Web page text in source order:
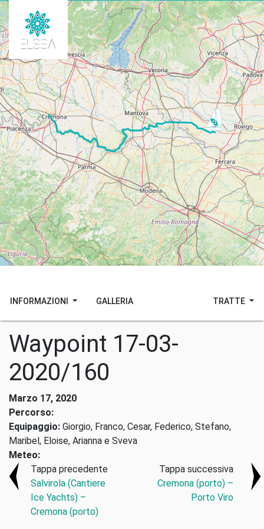
INFORMAZIONI GALLERIA TRATTE
Waypoint 17-03-
2020/160
Marzo 17, 2020
Percorso:
Equipaggio: Giorgio, Franco, Cesar, Federico, Stefano,
Maribel, Eloise, Arianna e Sveva
Meteo:
Tappa precedente
Salvirola (Cantiere
Ice Yachts) –
Cremona (porto)
Tappa successiva
Cremona (porto) –
Porto Viro